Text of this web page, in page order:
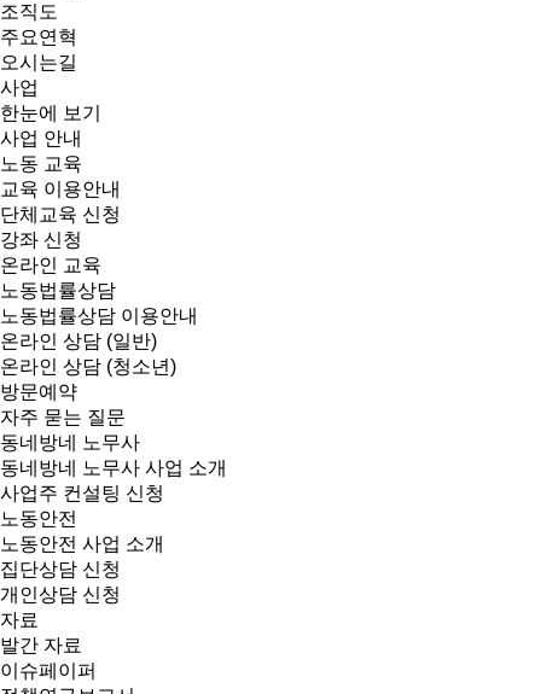
조직도
주요연혁
오시는길
사업
한눈에 보기
사업 안내
노동 교육
교육 이용안내
단체교육 신청
강좌 신청
온라인 교육
노동법률상담
노동법률상담 이용안내
온라인 상담 (일반)
온라인 상담 (청소년)
방문예약
자주 묻는 질문
동네방네 노무사
동네방네 노무사 사업 소개
사업주 컨설팅 신청
노동안전
노동안전 사업 소개
집단상담 신청
개인상담 신청
자료
발간 자료
이슈페이퍼